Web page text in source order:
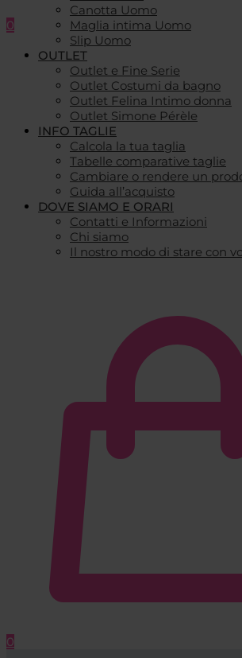
0
Canotta Uomo
Maglia intima Uomo
Slip Uomo
OUTLET
Outlet e Fine Serie
Outlet Costumi da bagno
Outlet Felina Intimo donna
Outlet Simone Pérèle
INFO TAGLIE
Calcola la tua taglia
Tabelle comparative taglie
Cambiare o rendere un
Guida all’acquisto
DOVE SIAMO E ORARI
Contatti e Informazioni
Chi siamo
Il nostro modo di stare con
0